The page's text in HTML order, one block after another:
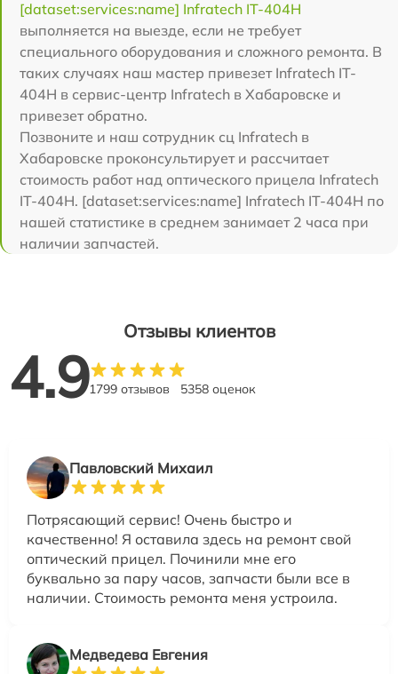
[dataset:services:name] Infratech IT-404H
выполняется на выезде, если не требует
специального оборудования и сложного ремонта. В
таких случаях наш мастер привезет Infratech IT-
404H в сервис-центр Infratech в Хабаровске и
привезет обратно.
Позвоните и наш сотрудник сц Infratech в
Хабаровске проконсультирует и рассчитает
стоимость работ над оптического прицела Infratech
IT-404H. [dataset:services:name] Infratech IT-404H по
нашей статистике в среднем занимает 2 часа при
наличии запчастей.
Отзывы клиентов
4.91799 отзывов 5358 оценок
Павловский Михаил
Потрясающий сервис! Очень быстро и
качественно! Я оставила здесь на ремонт свой
оптический прицел. Починили мне его
буквально за пару часов, запчасти были все в
наличии. Стоимость ремонта меня устроила.
Медведева Евгения